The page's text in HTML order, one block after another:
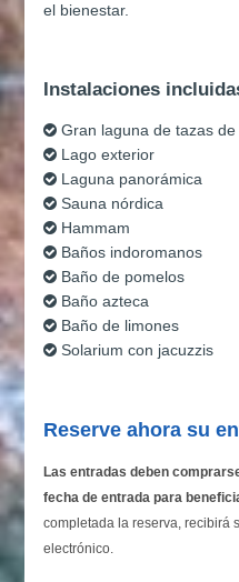
el bienestar.
Instalaciones
Gran laguna de tazas de
Lago exterior
Laguna panorámica
Sauna nórdica
Hammam
Baños indoromanos
Baño de pomelos
Baño azteca
Baño de limones
Solarium con jacuzzis
Reserve ahora su
Las entradas deben
fecha de entrada para
completada la reserva, recibirá
electrónico.